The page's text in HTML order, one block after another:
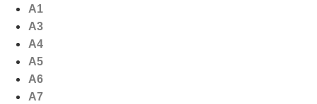
naar
inhoud
A1
A3
A4
A5
A6
A7